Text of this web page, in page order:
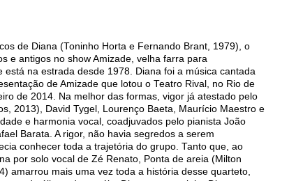
de Diana (Toninho Horta e Fernando Brant, 1979), o
e antigos no show Amizade, velha farra para
na estrada desde 1978. Diana foi a música cantada
de Amizade que lotou o Teatro Rival, no Rio de
de 2014. Na melhor das formas, vigor já atestado pelo
2013), David Tygel, Lourenço Baeta, Maurício Maestro e
e harmonia vocal, coadjuvados pelo pianista João
Barata. A rigor, não havia segredos a serem
conhecer toda a trajetória do grupo. Tanto que, ao
por solo vocal de Zé Renato, Ponta de areia (Milton
amarrou mais uma vez toda a história desse quarteto,